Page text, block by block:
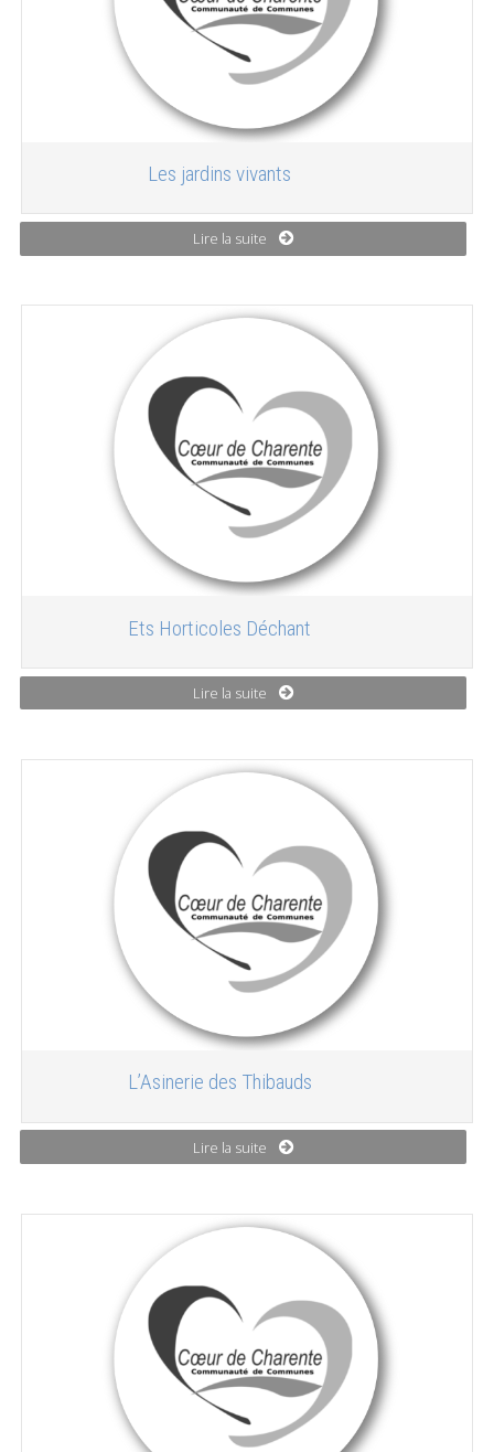
Les jardins vivants
Lire la suite
Ets Horticoles Déchant
Lire la suite
L’Asinerie des Thibauds
Lire la suite